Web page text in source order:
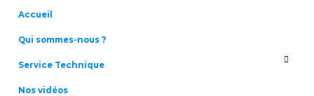
Accueil
Qui sommes-nous ?
Service Technique
Nos vidéos